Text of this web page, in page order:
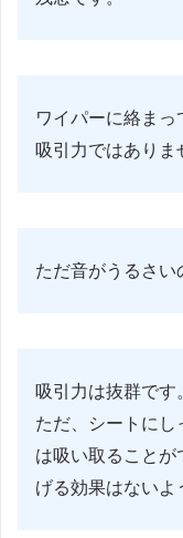
ワイパーに絡ま
吸引力ではありま
ただ音がうるさい
吸引力は抜群です
ただ、シートに
は吸い取ること
げる効果はないよ